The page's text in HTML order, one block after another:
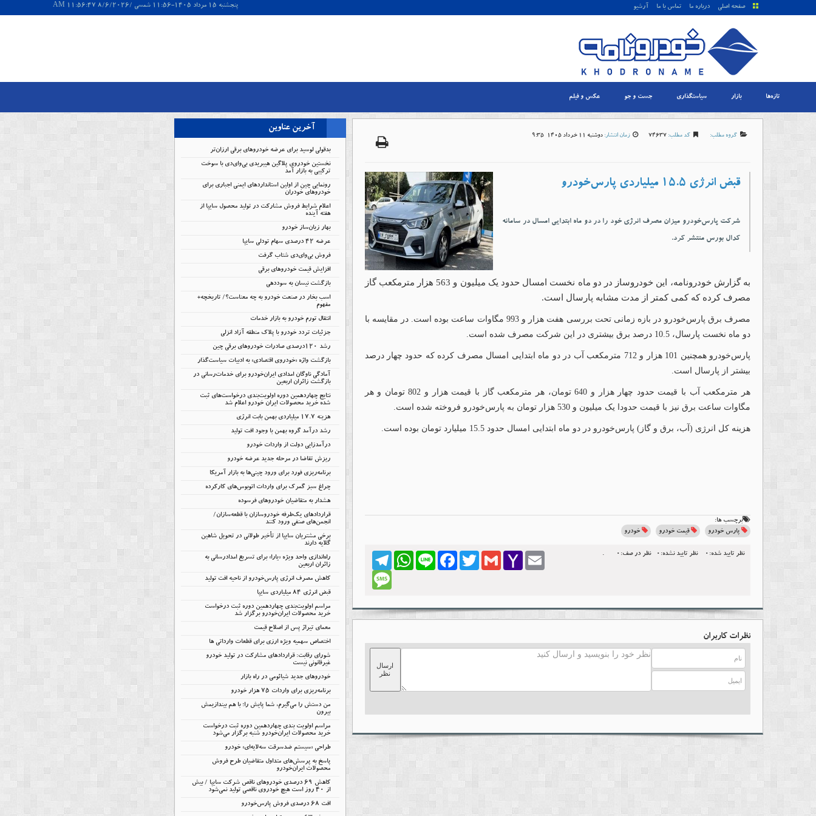
صفحه اصلی درباره ما تماس با ما آرشیو پنجشنبه 15 مرداد 1405-11:56 شمسی /8/6/2026 11:56:47 AM
سیاستگذاری بازار تازه‌ها عکس و فیلم جست و جو
گروه مطلب: کد مطلب: 74637 زمان انتشار: دوشنبه 11 خرداد 1405-9:35
قبض انرژی 15.5 میلیاردی پارس‌خودرو
شرکت پارس‌خودرو میزان مصرف انرژی خود را در دو ماه ابتدایی امسال در سامانه
کدال بورس منتشر کرد.
به گزارش خودرونامه، این خودروساز در دو ماه نخست امسال حدود یک میلیون و 563 هزار مترمکعب گاز
مصرف کرده که کمی کمتر از مدت مشابه پارسال است.
مصرف برق پارس‌خودرو در بازه زمانی تحت بررسی هفت هزار و 993 مگاوات ساعت بوده است. در مقایسه با
دو ماه نخست پارسال، 10.5 درصد برق بیشتری در این شرکت مصرف شده است.
پارس‌خودرو همچنین 101 هزار و 712 مترمکعب آب در دو ماه ابتدایی امسال مصرف کرده که حدود چهار درصد
بیشتر از پارسال است.
هر مترمکعب آب با قیمت حدود چهار هزار و 640 تومان، هر مترمکعب گاز با قیمت هزار و 802 تومان و هر
مگاوات ساعت برق نیز با قیمت حدودا یک میلیون و 530 هزار تومان به پارس‌خودرو فروخته شده است.
هزینه کل انرژی (آب، برق و گاز) پارس‌خودرو در دو ماه ابتدایی امسال حدود 15.5 میلیارد تومان بوده است.
برچسب ها:
پارس خودرو
قیمت خودرو خودرو
نظر تایید شده:0 نظر تایید نشده:0 نظر در صف:0 .
TelegramWhatsApp LineFacebook Twitter Gmail
Yahoo
Email
Message
نظرات کاربران
ارسال
نظر
آخرین عناوین
بدقولی لوسید برای عرضه خودروهای برقی ارزان‌تر
نخستین خودروی پلاگین هیبریدی بی‌وای‌دی با سوخت
ترکیبی به بازار آمد
رونمایی چین از اولین استانداردهای ایمنی اجباری برای
خودروهای خودران
اعلام شرایط فروش مشارکت در تولید محصول سایپا از
هفته آینده
بهار زیان‌ساز خودرو
عرضه ۴۲ درصدی سهام تودلی سایپا
فروش بی‌وای‌دی شتاب گرفت
افزایش قیمت خودروهای برقی
بازگشت نیسان به سوددهی
اسب بخار در صنعت خودرو به چه معناست؟/ تاریخچه+
مفهوم
انتقال تورم خودرو به بازار خدمات
جزئیات تردد خودرو با پلاک منطقه آزاد انزلی
رشد ۱۲۰درصدی صادرات خودروهای برقی چین
بازگشت واژه «خودروی اقتصادی» به ادبیات سیاست‌گذار
آمادگی ناوگان امدادی ایران‌خودرو برای خدمات‌رسانی در
بازگشت زائران اربعین
نتایج چهاردهمین دوره اولویت‌بندی درخواست‌های ثبت
شده خرید محصولات ایران خودرو اعلام شد
هزینه ۱۷.۷ میلیاردی بهمن بابت انرژی
رشد درآمد گروه بهمن با وجود افت تولید
درآمدزایی دولت از واردات خودرو
ریزش تقاضا در مرحله جدید عرضه خودرو
برنامه‌ریزی فورد برای ورود چینی‌ها به بازار آمریکا
چراغ سبز گمرک برای واردات اتوبوس‌های کارکرده
هشدار به متقاضیان خودروهای فرسوده
قراردادهای یک‌طرفه خودروسازان با قطعه‌سازان/
انجمن‌های صنفی ورود کنند
برخی مشتریان سایپا از تأخیر طولانی در تحویل شاهین
گلایه دارند
راه‌اندازی واحد ویژه «یارا» برای تسریع امدادرسانی به
زائران اربعین
کاهش مصرف انرژی پارس‌خودرو از ناحیه افت تولید
قبض انرژی ۸۴ میلیاردی سایپا
مراسم اولویت‌بندی چهاردهمین دوره ثبت درخواست
خرید محصولات ایران‌خودرو برگزار شد
معمای تیراژ پس از اصلاح قیمت
اختصاص سهمیه ویژه ارزی برای قطعات وارداتی ها
شورای رقابت: قراردادهای مشارکت در تولید خودرو
غیرقانونی نیست
خودروهای جدید شیائومی در راه بازار
برنامه‌ریزی برای واردات ۷۵ هزار خودرو
من دستش را می‌گیرم، شما پایش را؛ با هم بیندازیمش
بیرون
مراسم اولویت بندی چهاردهمین دوره ثبت درخواست
خرید محصولات ایران‌خودرو شنبه برگزار می‌شود
طراحی «سیستم ضدسرقت سه‌لایه‌ای» خودرو
پاسخ به پرسش‌های متداول متقاضیان طرح فروش
محصولات ایران‌خودرو
کاهش ۶۹ درصدی خودروهای ناقص شرکت سایپا / بیش
از ۴۰ روز است هیچ خودروی ناقصی تولید نمی‌شود
افت 68 درصدی فروش پارس‌خودرو